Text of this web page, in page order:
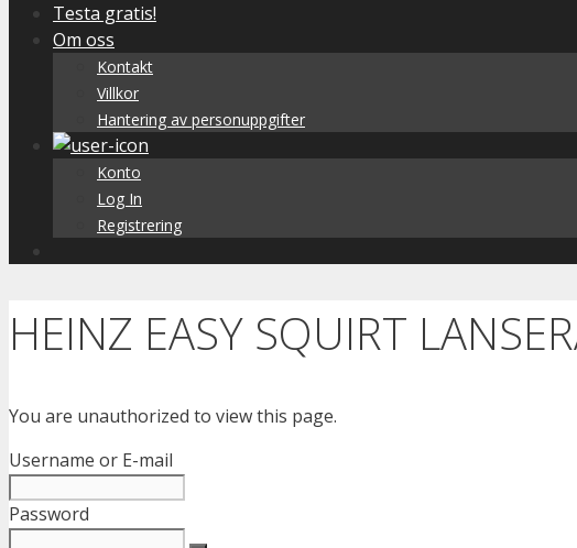
Testa gratis!
Om oss
Kontakt
Villkor
Hantering av personuppgifter
Konto
Log In
Registrering
HEINZ EASY SQUIRT
You are unauthorized to view this page.
Username or E-mail
Password